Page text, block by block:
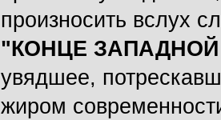
произносить вслух
"КОНЦЕ
увядшее,
жиром